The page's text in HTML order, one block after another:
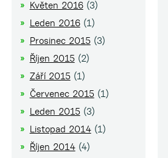
Květen 2016(3)
Leden 2016(1)
Prosinec 2015(3)
Říjen 2015(2)
Září 2015(1)
Červenec 2015(1)
Leden 2015(3)
Listopad 2014(1)
Říjen 2014(4)